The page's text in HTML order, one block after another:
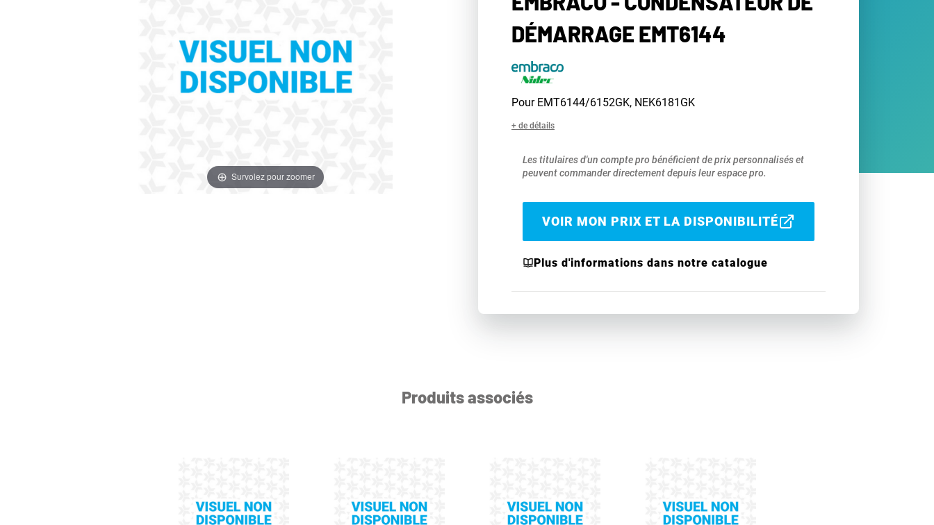
Survolez pour zoomer
DÉMARRAGE EMT6144
Pour EMT6144/6152GK, NEK6181GK
+ de détails
Les titulaires d'un compte pro bénéficient de prix personnalisés et
peuvent commander directement depuis leur espace pro.
VOIR MON PRIX ET LA DISPONIBILITÉ
Plus d'informations dans notre catalogue
Produits associés